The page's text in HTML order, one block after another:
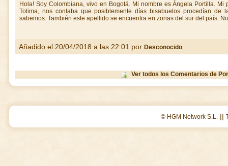
Hola! Soy Colombiana, vivo en Bogotá. Mi nombre es Ángela Portilla.
Tolima, nos contaba que posiblemente días bisabuelos procedían de
sabemos. También este apellido se encuentra en zonas del sur del país.
Añadido el 20/04/2018 a las 22:01 por Desconocido
Ver todos los Comentarios de
© HGM Network S.L. ||